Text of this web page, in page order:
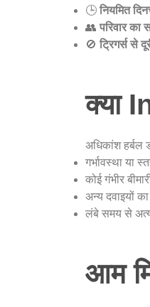
🕒 नियमित
👥 परिवार का
🚫 ट्रिगर्स से
क्या
अधिकांश हर्बल
गर्भावस्था या
कोई गंभीर
अन्य दवाइयों
लंबे समय से
आम